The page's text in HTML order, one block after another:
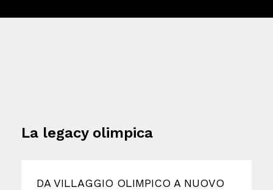
La legacy olimpica
DA VILLAGGIO OLIMPICO A NUOVO